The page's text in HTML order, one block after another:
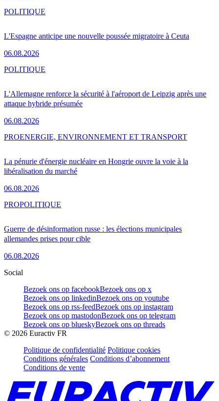
L'Espagne anticipe une nouvelle poussée migratoire à Ceuta
06.08.2026
POLITIQUE
L'Allemagne renforce la sécurité à l'aéroport de Leipzig après une
attaque hybride présumée
06.08.2026
POLITIQUE
La pénurie d'énergie nucléaire en Hongrie ouvre la voie à la
libéralisation du marché
06.08.2026
PROENERGIE, ENVIRONNEMENT ET TRANSPORT
Guerre de désinformation russe : les élections municipales
allemandes prises pour cible
06.08.2026
PROPOLITIQUE
Social
Bezoek ons op facebookBezoek ons op x
Bezoek ons op linkedinBezoek ons op youtube
Bezoek ons op rss-feedBezoek ons op instagram
Bezoek ons op mastodonBezoek ons op telegram
Bezoek ons op blueskyBezoek ons op threads
© 2026 Euractiv FR
Politique de confidentialité Politique cookies
Conditions générales Conditions d’abonnement
Conditions de vente